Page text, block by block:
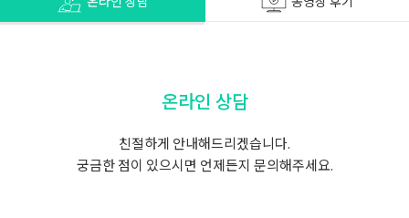
온라인 상담
친절하게 안내해드리겠습니다.
궁금한 점이 있으시면 언제든지 문의해주세요.